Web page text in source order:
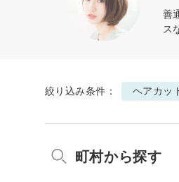
善
ス
絞り込み条件： ヘアカッ
町村から探す